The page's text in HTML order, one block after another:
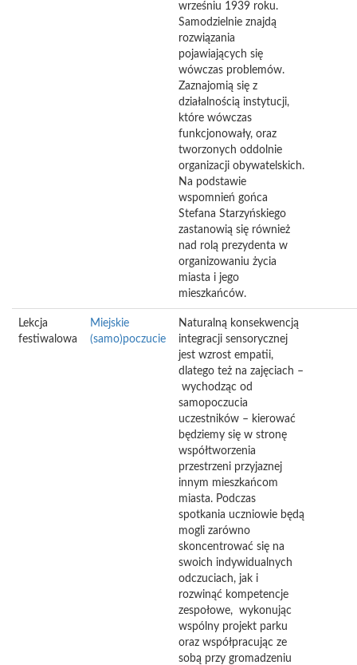
wrześniu 1939 roku.
Samodzielnie znajdą
rozwiązania
pojawiających się
wówczas problemów.
Zaznajomią się z
działalnością instytucji,
które wówczas
funkcjonowały, oraz
tworzonych oddolnie
organizacji obywatelskich.
Na podstawie
wspomnień gońca
Stefana Starzyńskiego
zastanowią się również
nad rolą prezydenta w
organizowaniu życia
miasta i jego
mieszkańców.
Lekcja
festiwalowa
Miejskie
(samo)poczucie
Naturalną konsekwencją
integracji sensorycznej
jest wzrost empatii,
dlatego też na zajęciach –
wychodząc od
samopoczucia
uczestników – kierować
będziemy się w stronę
współtworzenia
przestrzeni przyjaznej
innym mieszkańcom
miasta. Podczas
spotkania uczniowie będą
mogli zarówno
skoncentrować się na
swoich indywidualnych
odczuciach, jak i
rozwinąć kompetencje
zespołowe, wykonując
wspólny projekt parku
oraz współpracując ze
sobą przy gromadzeniu